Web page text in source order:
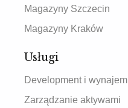
Magazyny Szczecin
Magazyny Kraków
Usługi
Development i wynajem
Zarządzanie aktywami